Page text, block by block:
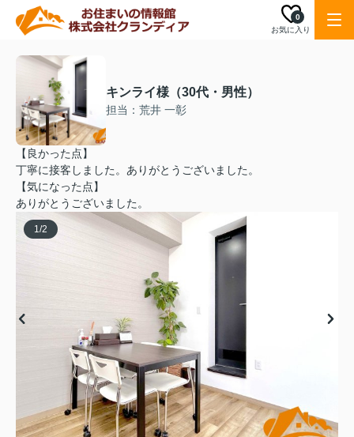
お気に入り
0
キンライ様（30代・男性）
担当：荒井 一彰
【良かった点】
丁寧に接客しました。ありがとうございました。
【気になった点】
ありがとうございました。
1/2